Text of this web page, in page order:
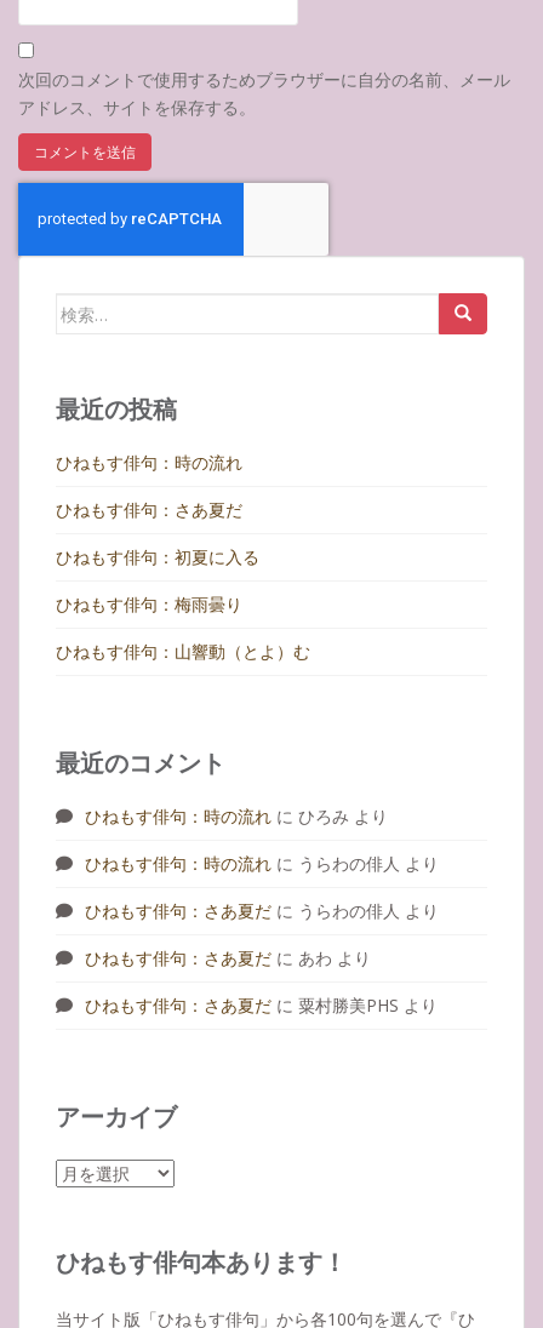
次回のコメントで使用するためブラウザーに自分の名前、メール
アドレス、サイトを保存する。
検
最近の投稿
ひねもす俳句：時の流れ
ひねもす俳句：さあ夏だ
ひねもす俳句：初夏に入る
ひねもす俳句：梅雨曇り
ひねもす俳句：山響動（とよ）む
最近のコメント
ひねもす俳句：時の流れ に ひろみ より
ひねもす俳句：時の流れ に うらわの俳人 より
ひねもす俳句：さあ夏だ に うらわの俳人 より
ひねもす俳句：さあ夏だ に あわ より
ひねもす俳句：さあ夏だ に 粟村勝美PHS より
アーカイブ
ア
イ
ひねもす俳句本あります！
当サイト版「ひねもす俳句」から各100句を選んで『ひ